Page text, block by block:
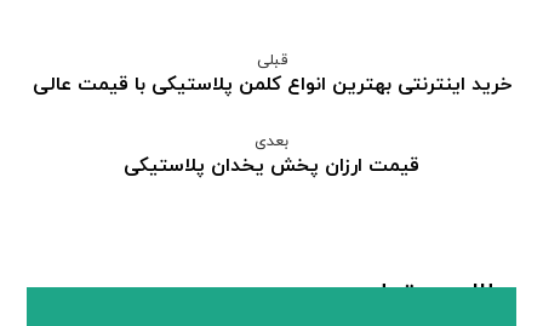
قبلی
خرید اینترنتی بهترین انواع کلمن پلاستیکی با قیمت عالی
بعدی
قیمت ارزان پخش یخدان پلاستیکی
مطالب مرتبط ...